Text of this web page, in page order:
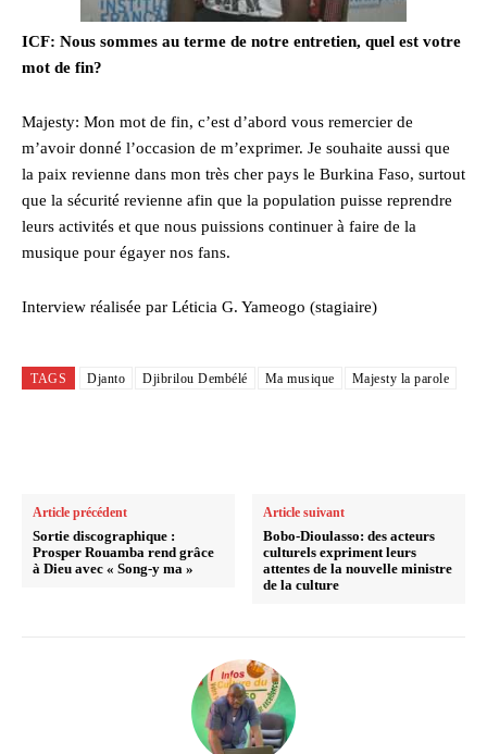
ICF: Nous sommes au terme de notre entretien, quel est votre
mot de fin?
Majesty: Mon mot de fin, c’est d’abord vous remercier de
m’avoir donné l’occasion de m’exprimer. Je souhaite aussi que
la paix revienne dans mon très cher pays le Burkina Faso, surtout
que la sécurité revienne afin que la population puisse reprendre
leurs activités et que nous puissions continuer à faire de la
musique pour égayer nos fans.
Interview réalisée par Léticia G. Yameogo (stagiaire)
TAGS Djanto Djibrilou Dembélé Ma musique Majesty la parole
Article précédent
Sortie discographique :
Prosper Rouamba rend grâce
à Dieu avec « Song-y ma »
Article suivant
Bobo-Dioulasso: des acteurs
culturels expriment leurs
attentes de la nouvelle ministre
de la culture